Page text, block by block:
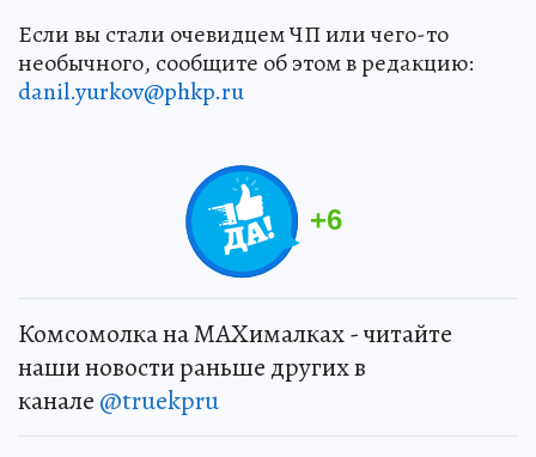
Если вы стали очевидцем ЧП или чего-то
необычного, сообщите об этом в редакцию:
danil.yurkov@phkp.ru
+6
Комсомолка на MAXималках - читайте
наши новости раньше других в
канале @truekpru